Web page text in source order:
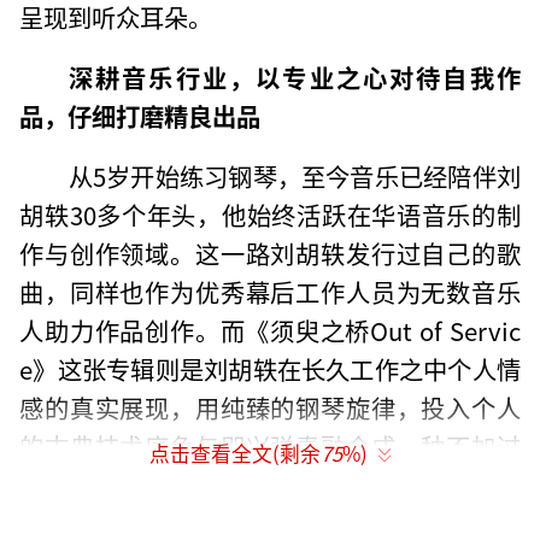
呈现到听众耳朵。
深耕音乐行业，以专业之心对待自我作
品，仔细打磨精良出品
从5岁开始练习钢琴，至今音乐已经陪伴刘
胡轶30多个年头，他始终活跃在华语音乐的制
作与创作领域。这一路刘胡轶发行过自己的歌
曲，同样也作为优秀幕后工作人员为无数音乐
人助力作品创作。而《须臾之桥Out of Servic
e》这张专辑则是刘胡轶在长久工作之中个人情
感的真实展现，用纯臻的钢琴旋律，投入个人
的古典技术底色与即兴弹奏融合成一种不加过
点击查看全文(剩余75%)